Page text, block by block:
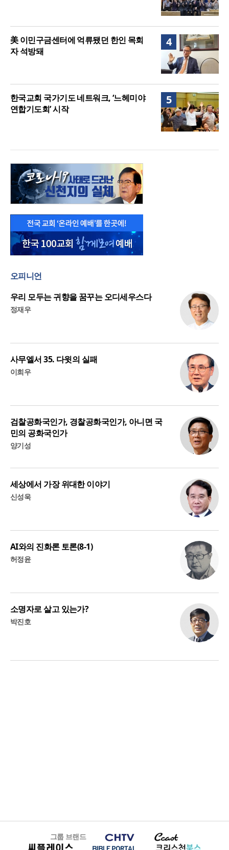
4
美 이민구금센터에 억류됐던 한인 목회
자 석방돼
5
한국교회 국가기도 네트워크, ‘느헤미야
연합기도회’ 시작
오피니언
우리 모두는 귀향을 꿈꾸는 오디세우스다
정재우
사무엘서 35. 다윗의 실패
이희우
검찰공화국인가, 경찰공화국인가, 아니면 국
민의 공화국인가
양기성
세상에서 가장 위대한 이야기
신성욱
AI와의 진화론 토론(8-1)
허정윤
소명자로 살고 있는가?
박진호
그룹 브랜드